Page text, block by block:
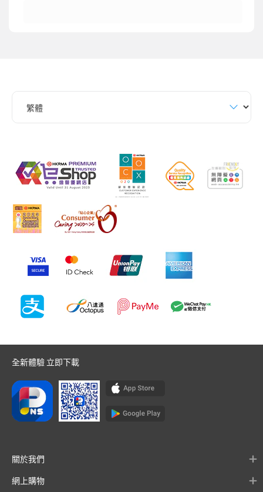
全新體驗 立即下載
關於我們
網上購物